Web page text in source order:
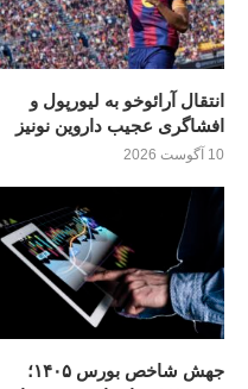
انتقال آرائوخو به لیورپول و
افشاگری عجیب داروین نونیز
10 آگوست 2026
جهش شاخص بورس ۱۴۰۵؛